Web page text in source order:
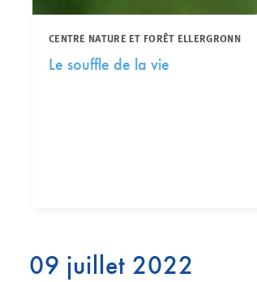
CENTRE NATURE ET FORÊT ELLERGRONN
Le souffle de la vie
09 juillet 2022